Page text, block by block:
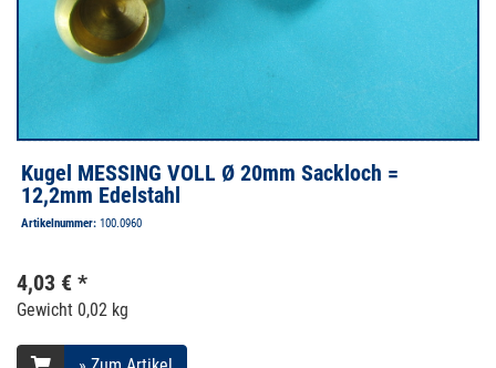
Kugel MESSING VOLL Ø 20mm Sackloch =
12,2mm Edelstahl
Artikelnummer: 100.0960
4,03 € *
Gewicht 0,02 kg